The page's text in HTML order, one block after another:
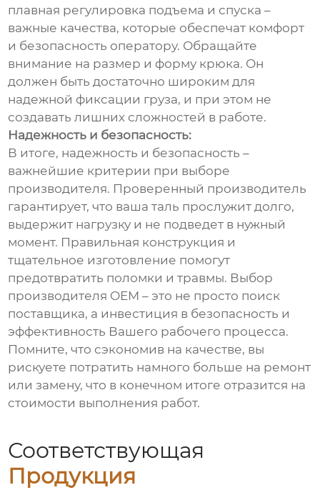
плавная регулировка подъема и спуска –
важные качества, которые обеспечат комфорт
и безопасность оператору. Обращайте
внимание на размер и форму крюка. Он
должен быть достаточно широким для
надежной фиксации груза, и при этом не
создавать лишних сложностей в работе.
Надежность и безопасность:
В итоге, надежность и безопасность –
важнейшие критерии при выборе
производителя. Проверенный производитель
гарантирует, что ваша таль прослужит долго,
выдержит нагрузку и не подведет в нужный
момент. Правильная конструкция и
тщательное изготовление помогут
предотвратить поломки и травмы. Выбор
производителя OEM – это не просто поиск
поставщика, а инвестиция в безопасность и
эффективность Вашего рабочего процесса.
Помните, что сэкономив на качестве, вы
рискуете потратить намного больше на ремонт
или замену, что в конечном итоге отразится на
стоимости выполнения работ.
Соответствующая
Продукция